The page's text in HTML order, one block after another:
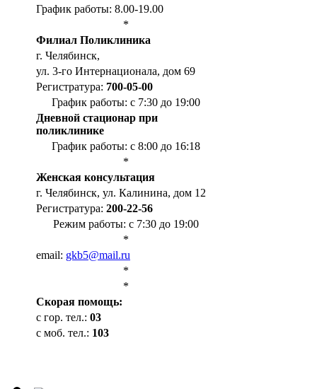
График работы: 8.00-19.00
*
Филиал Поликлиника
г. Челябинск,
ул. 3-го Интернационала, дом 69
Регистратура: 700-05-00
График работы: с 7:30 до 19:00
Дневной стационар при
поликлинике
График работы: с 8:00 до 16:18
*
Женская консультация
г. Челябинск, ул. Калинина, дом 12
Регистратура: 200-22-56
Режим работы: с 7:30 до 19:00
*
email: gkb5@mail.ru
*
*
Cкорая помощь:
с гор. тел.: 03
с моб. тел.: 103